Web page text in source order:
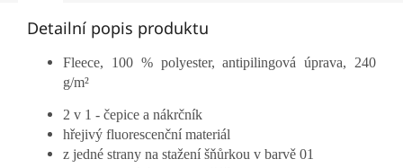
Detailní popis produktu
Fleece, 100 % polyester, antipilingová úprava, 240
g/m²
2 v 1 - čepice a nákrčník
hřejivý fluorescenční materiál
z jedné strany na stažení šňůrkou v barvě 01